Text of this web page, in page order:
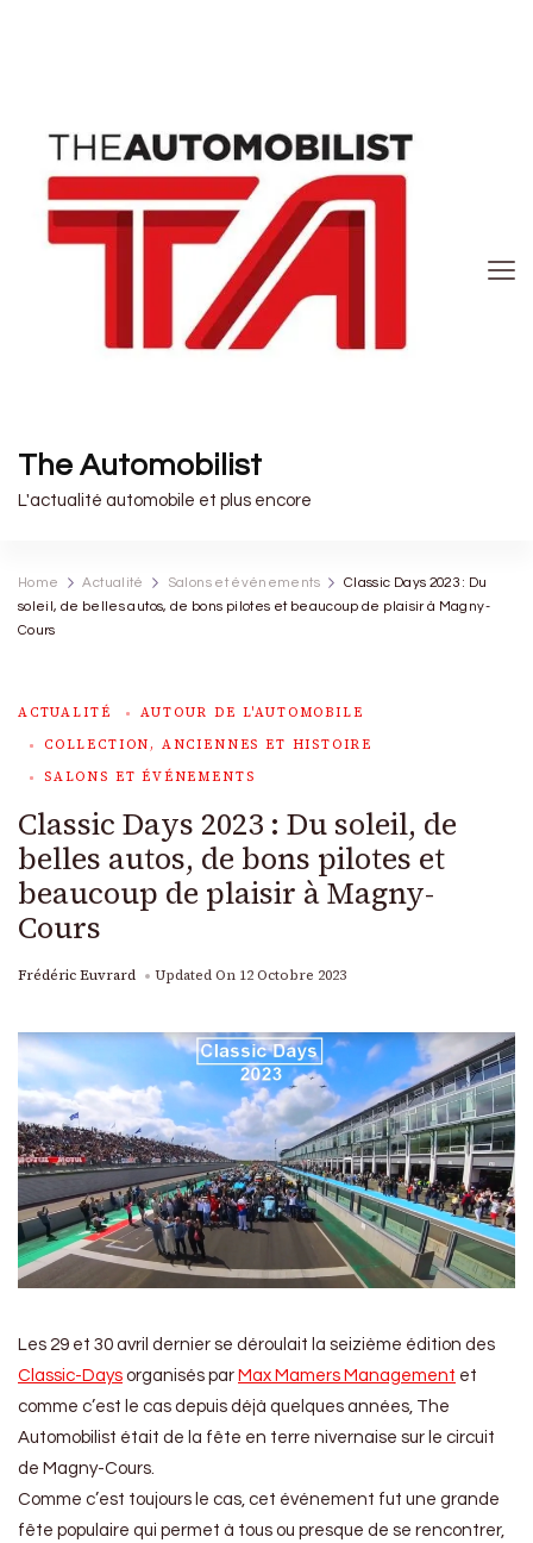
The Automobilist
L'actualité automobile et plus encore
Home Actualité Salons et événements
Classic Days 2023 : Du
soleil, de belles autos, de bons pilotes et beaucoup de plaisir à Magny-
Cours
ACTUALITÉ
AUTOUR DE L'AUTOMOBILE
COLLECTION, ANCIENNES ET HISTOIRE
SALONS ET ÉVÉNEMENTS
Classic Days 2023 : Du soleil, de
belles autos, de bons pilotes et
beaucoup de plaisir à Magny-
Cours
Frédéric Euvrard Updated On 12 Octobre 2023
Les 29 et 30 avril dernier se déroulait la seizième édition des
Classic-Days organisés par Max Mamers Management et
comme c’est le cas depuis déjà quelques années, The
Automobilist était de la fête en terre nivernaise sur le circuit
de Magny-Cours.
Comme c’est toujours le cas, cet événement fut une grande
fête populaire qui permet à tous ou presque de se rencontrer,